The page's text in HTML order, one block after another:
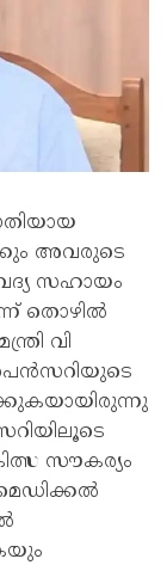
അവരുടെ
സഹായം
തൊഴില്‍
വി
സൗകര്യം